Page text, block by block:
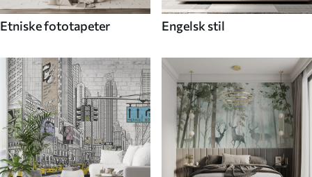
Etniske fototapeter Engelsk stil